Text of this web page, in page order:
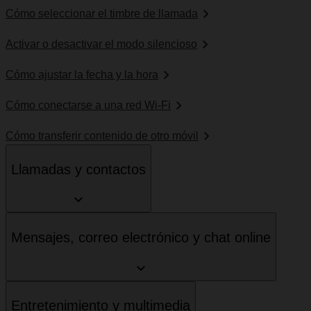
Cómo seleccionar el timbre de llamada
Activar o desactivar el modo silencioso
Cómo ajustar la fecha y la hora
Cómo conectarse a una red Wi-Fi
Cómo transferir contenido de otro móvil
Llamadas y contactos
Mensajes, correo electrónico y chat online
Entretenimiento y multimedia